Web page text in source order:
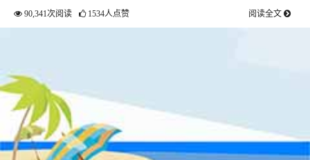
90,341次阅读 1534人点赞 阅读全文